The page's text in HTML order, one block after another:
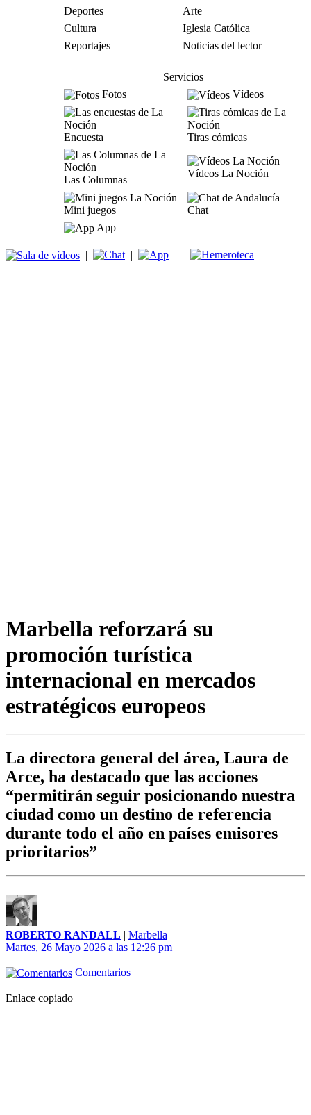
Deportes
Arte
Cultura
Iglesia Católica
Reportajes
Noticias del lector
Servicios
Fotos
Vídeos
Encuesta Tiras cómicas
Las Columnas
Vídeos La Noción
Mini juegos
Chat
App
| | |
Marbella reforzará su
promoción turística
internacional en mercados
estratégicos europeos
La directora general del área, Laura de
Arce, ha destacado que las acciones
“permitirán seguir posicionando nuestra
ciudad como un destino de referencia
durante todo el año en países emisores
prioritarios”
ROBERTO RANDALL | Marbella
Martes, 26 Mayo 2026 a las 12:26 pm
Comentarios
Enlace copiado